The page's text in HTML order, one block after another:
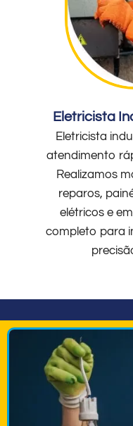
Eletricista
Eletricista
atendimento
Realizamos
reparos,
elétricos e
completo para